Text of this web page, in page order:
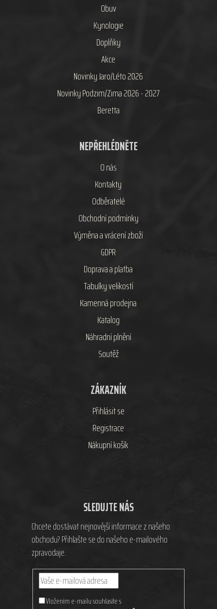
Obuv
Kynologie
Doplňky
Akce
Novinky Jaro/Léto 2026
Novinky Podzim/Zima 2026 - 2027
Beretta
NEPŘEHLÉDNĚTE
O nás
Kontakty
Odběratelé
Obchodní podmínky
Výměna a vrácení zboží
GDPR
Doprava a platba
Tabulky velikostí
Kamenná prodejna
Katalog
Náhradní plnění
Soutěž
ZÁKAZNÍK
Přihlásit se
Registrace
Nákupní košík
SLEDUJTE NÁS
Chcete dostávat nejnovější informace z našeho
obchodu? Přihlašte se do našeho e-mailového
zpravodaje.
Vložením e-mailu souhlasíte s